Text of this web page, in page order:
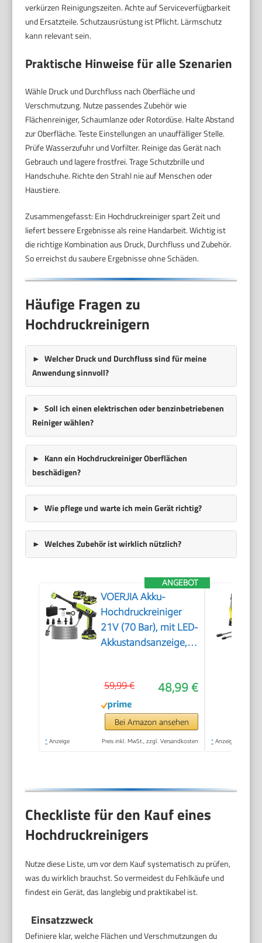
verkürzen Reinigungszeiten. Achte auf Serviceverfügbarkeit
und Ersatzteile. Schutzausrüstung ist Pflicht. Lärmschutz
kann relevant sein.
Praktische Hinweise für alle Szenarien
Wähle Druck und Durchfluss nach Oberfläche und
Verschmutzung. Nutze passendes Zubehör wie
Flächenreiniger, Schaumlanze oder Rotordüse. Halte Abstand
zur Oberfläche. Teste Einstellungen an unauffälliger Stelle.
Prüfe Wasserzufuhr und Vorfilter. Reinige das Gerät nach
Gebrauch und lagere frostfrei. Trage Schutzbrille und
Handschuhe. Richte den Strahl nie auf Menschen oder
Haustiere.
Zusammengefasst: Ein Hochdruckreiniger spart Zeit und
liefert bessere Ergebnisse als reine Handarbeit. Wichtig ist
die richtige Kombination aus Druck, Durchfluss und Zubehör.
So erreichst du saubere Ergebnisse ohne Schäden.
Häufige Fragen zu
Hochdruckreinigern
Welcher Druck und Durchfluss sind für meine
Anwendung sinnvoll?
Soll ich einen elektrischen oder benzinbetriebenen
Reiniger wählen?
Kann ein Hochdruckreiniger Oberflächen
beschädigen?
Wie pflege und warte ich mein Gerät richtig?
Welches Zubehör ist wirklich nützlich?
ANGEBOT
VOERJIA Akku-
Hochdruckreiniger
21V (70 Bar), mit LED-
Akkustandsanzeige,
Auto, Fahrrad,
Terrasse & Camping,
Grün
48,99 €
59,99 €
Bei Amazon ansehen
* Anzeige Preis inkl. MwSt., zzgl. Versandkosten * Anzeige
Checkliste für den Kauf eines
Hochdruckreinigers
Nutze diese Liste, um vor dem Kauf systematisch zu prüfen,
was du wirklich brauchst. So vermeidest du Fehlkäufe und
findest ein Gerät, das langlebig und praktikabel ist.
Einsatzzweck
Definiere klar, welche Flächen und Verschmutzungen du